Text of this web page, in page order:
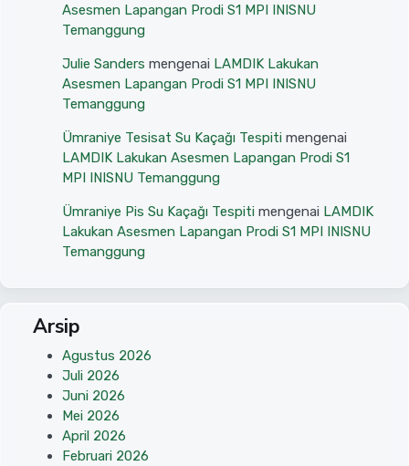
Asesmen Lapangan Prodi S1 MPI INISNU
Temanggung
Julie Sanders mengenai LAMDIK Lakukan
Asesmen Lapangan Prodi S1 MPI INISNU
Temanggung
Ümraniye Tesisat Su Kaçağı Tespiti mengenai
LAMDIK Lakukan Asesmen Lapangan Prodi S1
MPI INISNU Temanggung
Ümraniye Pis Su Kaçağı Tespiti mengenai LAMDIK
Lakukan Asesmen Lapangan Prodi S1 MPI INISNU
Temanggung
Arsip
Agustus 2026
Juli 2026
Juni 2026
Mei 2026
April 2026
Februari 2026